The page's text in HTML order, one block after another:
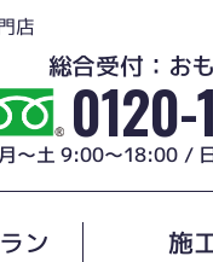
店
総合受付：お
0120-
月～土 9:00～18:00 /
ン 施